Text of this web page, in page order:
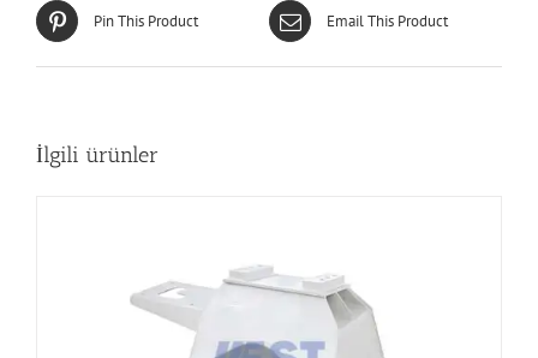
Pin This Product Email This Product
İlgili ürünler